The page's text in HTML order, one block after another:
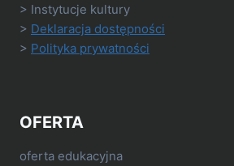
> Instytucje kultury
> Deklaracja dostępności
> Polityka prywatności
OFERTA
oferta edukacyjna